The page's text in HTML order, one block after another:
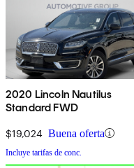
2020 Lincoln Nautilus
Standard FWD
$19,024 Buena oferta
Incluye tarifas de conc.